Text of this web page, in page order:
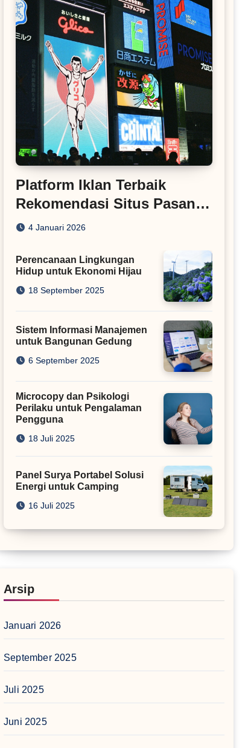
Platform Iklan Terbaik
Rekomendasi Situs Pasang
Iklan
4 Januari 2026
Perencanaan Lingkungan
Hidup untuk Ekonomi Hijau
18 September 2025
Sistem Informasi Manajemen
untuk Bangunan Gedung
6 September 2025
Microcopy dan Psikologi
Perilaku untuk Pengalaman
Pengguna
18 Juli 2025
Panel Surya Portabel Solusi
Energi untuk Camping
16 Juli 2025
Arsip
Januari 2026
September 2025
Juli 2025
Juni 2025